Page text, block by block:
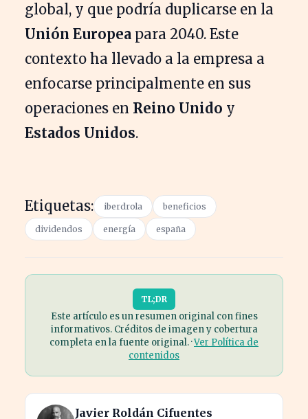
global, y que podría duplicarse en la
Unión Europea para 2040. Este
contexto ha llevado a la empresa a
enfocarse principalmente en sus
operaciones en Reino Unido y
Estados Unidos.
Etiquetas: iberdrola beneficios
dividendos energía españa
TL;DR
Este artículo es un resumen original con fines
informativos. Créditos de imagen y cobertura
completa en la fuente original. ·Ver Política de
contenidos
Javier Roldán Cifuentes